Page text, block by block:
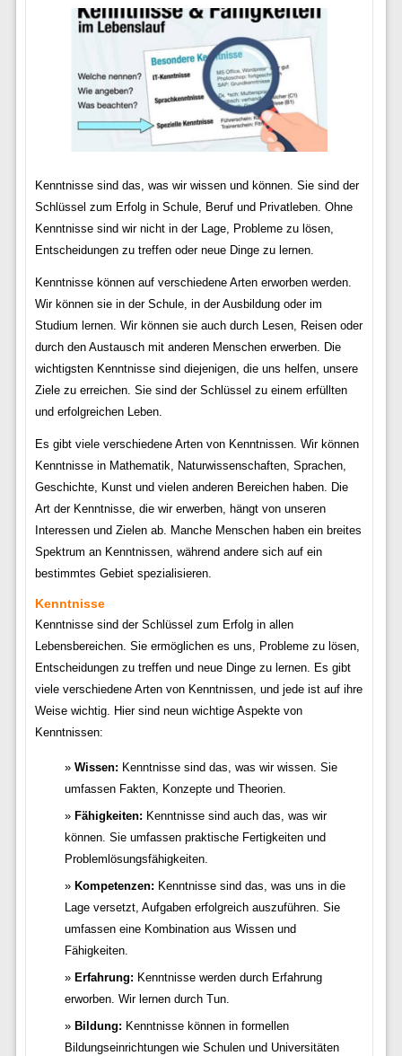
Kenntnisse sind das, was wir wissen und können. Sie sind der
Schlüssel zum Erfolg in Schule, Beruf und Privatleben. Ohne
Kenntnisse sind wir nicht in der Lage, Probleme zu lösen,
Entscheidungen zu treffen oder neue Dinge zu lernen.
Kenntnisse können auf verschiedene Arten erworben werden.
Wir können sie in der Schule, in der Ausbildung oder im
Studium lernen. Wir können sie auch durch Lesen, Reisen oder
durch den Austausch mit anderen Menschen erwerben. Die
wichtigsten Kenntnisse sind diejenigen, die uns helfen, unsere
Ziele zu erreichen. Sie sind der Schlüssel zu einem erfüllten
und erfolgreichen Leben.
Es gibt viele verschiedene Arten von Kenntnissen. Wir können
Kenntnisse in Mathematik, Naturwissenschaften, Sprachen,
Geschichte, Kunst und vielen anderen Bereichen haben. Die
Art der Kenntnisse, die wir erwerben, hängt von unseren
Interessen und Zielen ab. Manche Menschen haben ein breites
Spektrum an Kenntnissen, während andere sich auf ein
bestimmtes Gebiet spezialisieren.
Kenntnisse
Kenntnisse sind der Schlüssel zum Erfolg in allen
Lebensbereichen. Sie ermöglichen es uns, Probleme zu lösen,
Entscheidungen zu treffen und neue Dinge zu lernen. Es gibt
viele verschiedene Arten von Kenntnissen, und jede ist auf ihre
Weise wichtig. Hier sind neun wichtige Aspekte von
Kenntnissen:
Wissen: Kenntnisse sind das, was wir wissen. Sie
umfassen Fakten, Konzepte und Theorien.
Fähigkeiten: Kenntnisse sind auch das, was wir
können. Sie umfassen praktische Fertigkeiten und
Problemlösungsfähigkeiten.
Kompetenzen: Kenntnisse sind das, was uns in die
Lage versetzt, Aufgaben erfolgreich auszuführen. Sie
umfassen eine Kombination aus Wissen und
Fähigkeiten.
Erfahrung: Kenntnisse werden durch Erfahrung
erworben. Wir lernen durch Tun.
Bildung: Kenntnisse können in formellen
Bildungseinrichtungen wie Schulen und Universitäten